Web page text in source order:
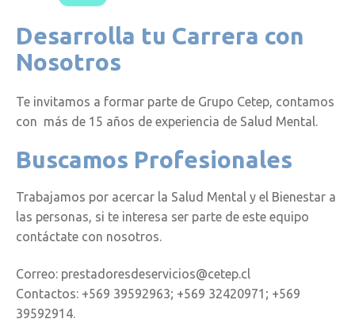
Desarrolla tu Carrera con
Nosotros
Te invitamos a formar parte de Grupo Cetep, contamos
con más de 15 años de experiencia de Salud Mental.
Buscamos Profesionales
Trabajamos por acercar la Salud Mental y el Bienestar a
las personas, si te interesa ser parte de este equipo
contáctate con nosotros.
Correo: prestadoresdeservicios@cetep.cl
Contactos: +569 39592963; +569 32420971; +569
39592914.